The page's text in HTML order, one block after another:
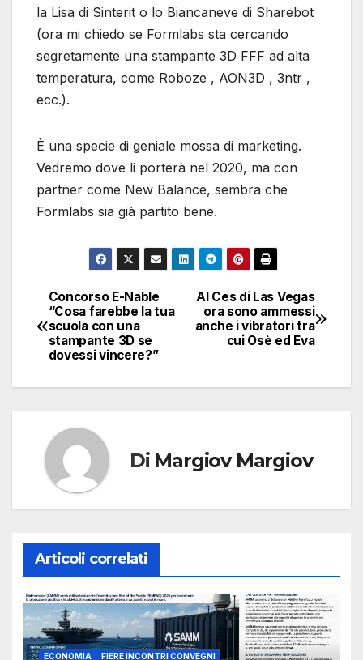
la Lisa di Sinterit o lo Biancaneve di Sharebot
(ora mi chiedo se Formlabs sta cercando
segretamente una stampante 3D FFF ad alta
temperatura, come Roboze , AON3D , 3ntr ,
ecc.).
È una specie di geniale mossa di marketing.
Vedremo dove li porterà nel 2020, ma con
partner come New Balance, sembra che
Formlabs sia già partito bene.
Navigazione
articoli
Al Ces di Las Vegas
ora sono ammessi
anche i vibratori tra
cui Osè ed Eva
Concorso E-Nable
“Cosa farebbe la tua
scuola con una
stampante 3D se
dovessi vincere?”
Di Margiov Margiov
Articoli correlati
ECONOMIA FIERE INCONTRI CONVEGNI